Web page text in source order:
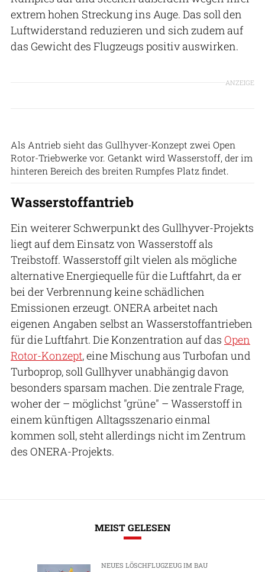
extrem hohen Streckung ins Auge. Das soll den
Luftwiderstand reduzieren und sich zudem auf
das Gewicht des Flugzeugs positiv auswirken.
ANZEIGE
Als Antrieb sieht das Gullhyver-Konzept zwei Open
Rotor-Triebwerke vor. Getankt wird Wasserstoff, der im
hinteren Bereich des breiten Rumpfes Platz findet.
Wasserstoffantrieb
Ein weiterer Schwerpunkt des Gullhyver-Projekts
liegt auf dem Einsatz von Wasserstoff als
Treibstoff. Wasserstoff gilt vielen als mögliche
alternative Energiequelle für die Luftfahrt, da er
bei der Verbrennung keine schädlichen
Emissionen erzeugt. ONERA arbeitet nach
eigenen Angaben selbst an Wasserstoffantrieben
für die Luftfahrt. Die Konzentration auf das Open
Rotor-Konzept, eine Mischung aus Turbofan und
Turboprop, soll Gullhyver unabhängig davon
besonders sparsam machen. Die zentrale Frage,
woher der – möglichst "grüne" – Wasserstoff in
einem künftigen Alltagsszenario einmal
kommen soll, steht allerdings nicht im Zentrum
des ONERA-Projekts.
MEIST GELESEN
NEUES LÖSCHFLUGZEUG IM BAU